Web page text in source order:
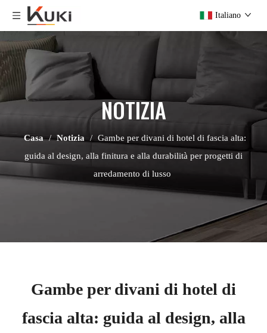
Italiano
NOTIZIA
Casa / Notizia / Gambe per divani di hotel di fascia alta:
guida al design, alla finitura e alla durabilità per progetti di
arredamento di lusso
Gambe per divani di hotel di
fascia alta: guida al design, alla